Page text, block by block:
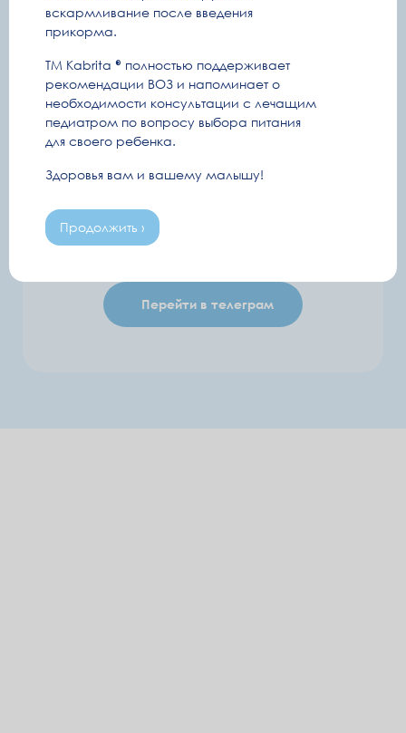
я принимаю условия политики конфиденциальности
согласие на обработку
Подписаться
Чат-бот в Telegram
Короткие инфо-сообщения
Перейти в телеграм
вскармливание после введения
прикорма.
ТМ Kabrita
полностью поддерживает
рекомендации ВОЗ и напоминает о
необходимости консультации с лечащим
педиатром по вопросу выбора питания
для своего ребенка.
Здоровья вам и вашему малышу!
Продолжить ›